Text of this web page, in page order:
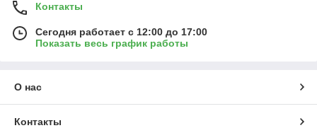
Контакты
Сегодня работает с 12:00 до 17:00
Показать весь график работы
О нас
Контакты